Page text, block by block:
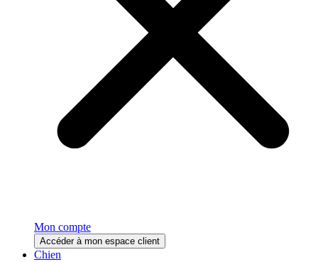
Mon compte
Accéder à mon espace client
Chien